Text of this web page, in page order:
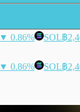
▼ 0.86% SOL฿
▼ 0.86% SOL฿